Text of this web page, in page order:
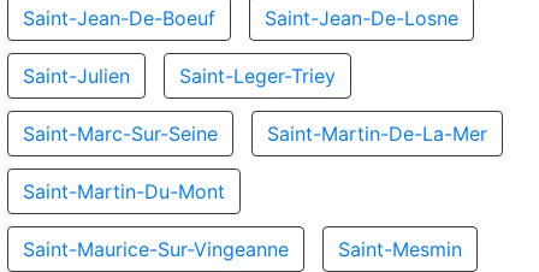
Saint-Jean-De-Boeuf Saint-Jean-De-Losne
Saint-Julien Saint-Leger-Triey
Saint-Marc-Sur-Seine Saint-Martin-De-La-Mer
Saint-Martin-Du-Mont
Saint-Maurice-Sur-Vingeanne Saint-Mesmin